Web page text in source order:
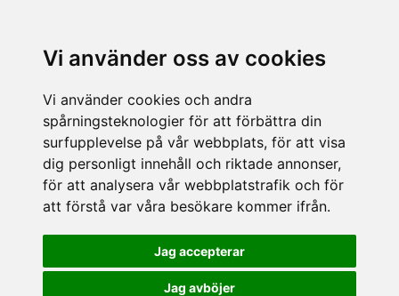
Vi använder oss av cookies
Vi använder cookies och andra
spårningsteknologier för att förbättra din
surfupplevelse på vår webbplats, för att visa
dig personligt innehåll och riktade annonser,
för att analysera vår webbplatstrafik och för
att förstå var våra besökare kommer ifrån.
Jag accepterar
Jag avböjer